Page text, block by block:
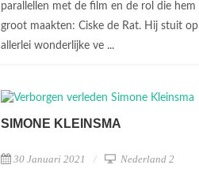
parallellen met de film en de rol die hem
groot maakten: Ciske de Rat. Hij stuit op
allerlei wonderlijke ve ...
SIMONE KLEINSMA
30 Januari 2021 Nederland 2